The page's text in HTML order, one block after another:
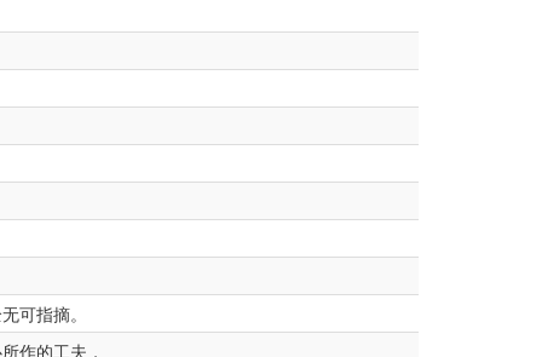
可指摘。
作的工夫．